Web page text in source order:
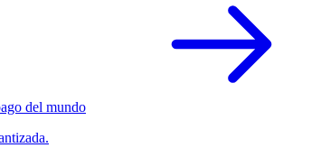
del mundo